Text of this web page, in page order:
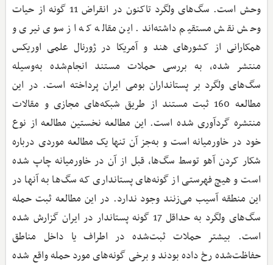
‌وحش است. سگ‌های ولگرد تاکنون در انقراض 11 گونه از حیات
‌وحش نقش مستقیم داشته‌اند. این مقاله که از سوی نیری و
همکارانی از کشورهای هند و آمریکا در ژورنال علمی اوریکس
منتشر شده، به بررسی حملات مستند انجام‌شده به‌وسیله
سگ‌های ولگرد بر پستانداران بومی ایران پرداخته است. در این
مطالعه 160 ثبت مستند از طریق شبکه‌های مجازی و مقالات
منتشره گردآوری شده است. این مطالعه نخستین مطالعه از نوع
خود در خاورمیانه است و به‌جز آن تنها یک مطالعه موردی درباره
شکار کردن آهو توسط سگ‌ها، قبل از آن در خاورمیانه چاپ شده
است و هیچ فهرستی از گونه‌های پستانداری که سگ‌ها به آنها در
این منطقه آسیب می‌زنند وجود ندارد. در این مطالعه ثبت حمله
سگ‌های ولگرد به حداقل 17 گونه پستاندار در ایران گزارش شده
است. بیشتر حملات ثبت‌شده در اطراف یا داخل مناطق
حفاظت‌شده رخ داده بودند و برخی گونه‌های مورد حمله واقع شده